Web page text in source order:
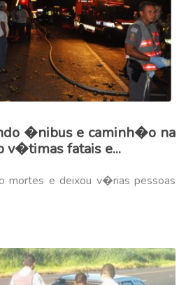
�nibus e caminh�o na
v�timas fatais e...
mortes e deixou v�rias pessoas